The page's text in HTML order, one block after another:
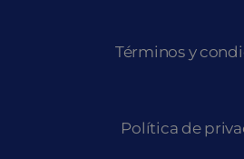
Términos y
Política de